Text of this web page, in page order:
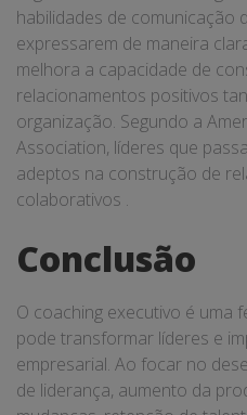
habilidades de comunicação
expressarem de maneira
melhora a capacidade de
relacionamentos positivos
organização. Segundo a
Association, líderes que
adeptos na construção de
colaborativos .
Conclusão
O coaching executivo é uma
pode transformar líderes e
empresarial. Ao focar no
de liderança, aumento da